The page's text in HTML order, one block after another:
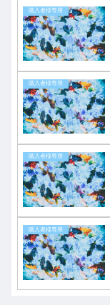
購入者様専用
購入者様専用
購入者様専用
購入者様専用